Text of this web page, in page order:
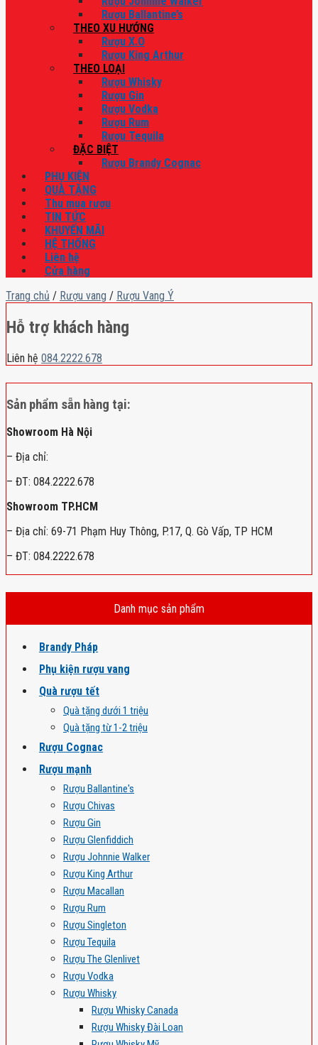
Rượu Ballantine’s
THEO XU HƯỚNG
Rượu X.O
Rượu King Arthur
THEO LOẠI
Rượu Whisky
Rượu Gin
Rượu Vodka
Rượu Rum
Rượu Tequila
ĐẶC BIỆT
Rượu Brandy Cognac
PHỤ KIỆN
QUÀ TẶNG
Thu mua rượu
TIN TỨC
KHUYẾN MÃI
HỆ THỐNG
Liên hệ
Cửa hàng
Trang chủ / Rượu vang / Rượu Vang Ý
Hỗ trợ khách hàng
Liên hệ 084.2222.678
Sản phẩm sẵn hàng tại:
Showroom Hà Nội
– Địa chỉ:
– ĐT: 084.2222.678
Showroom TP.HCM
– Địa chỉ: 69-71 Phạm Huy Thông, P.17, Q. Gò Vấp, TP HCM
– ĐT: 084.2222.678
Danh mục sản phẩm
Brandy Pháp
Phụ kiện rượu vang
Quà rượu tết
Quà tặng dưới 1 triệu
Quà tặng từ 1-2 triệu
Rượu Cognac
Rượu mạnh
Rượu Ballantine's
Rượu Chivas
Rượu Gin
Rượu Glenfiddich
Rượu Johnnie Walker
Rượu King Arthur
Rượu Macallan
Rượu Rum
Rượu Singleton
Rượu Tequila
Rượu The Glenlivet
Rượu Vodka
Rượu Whisky
Rượu Whisky Canada
Rượu Whisky Đài Loan